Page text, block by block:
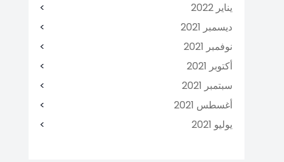
يناير 2022
ديسمبر 2021
نوفمبر 2021
أكتوبر 2021
سبتمبر 2021
أغسطس 2021
يوليو 2021